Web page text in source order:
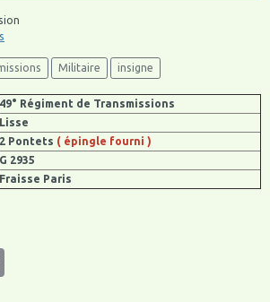
Militaire insigne
49° Régiment de Transmissions
Lisse
2 Pontets ( épingle fourni )
G 2935
Fraisse Paris